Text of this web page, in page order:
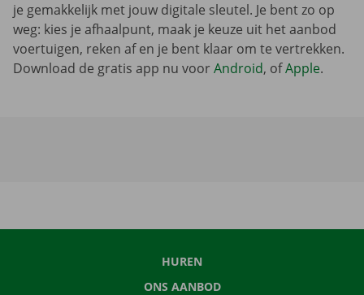
je gemakkelijk met jouw digitale sleutel. Je bent zo op
weg: kies je afhaalpunt, maak je keuze uit het aanbod
voertuigen, reken af en je bent klaar om te vertrekken.
Download de gratis app nu voorAndroid, ofApple.
HUREN
ONS AANBOD